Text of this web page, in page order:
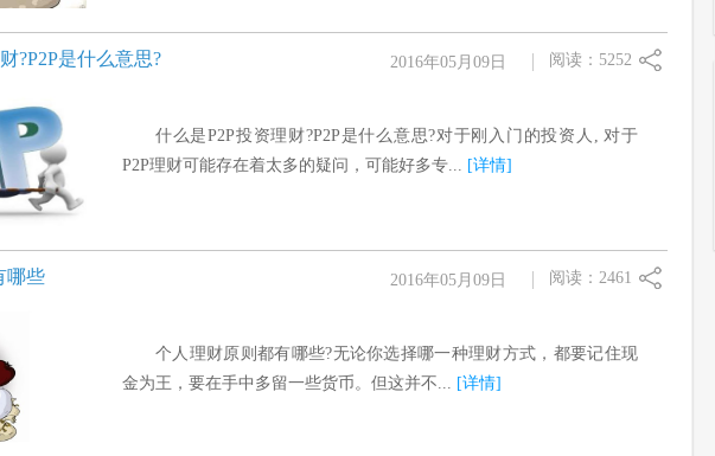
?P2P是什么意思? 阅读：5252
什么是P2P投资理财?P2P是什么意思?对于刚入门的投资人, 对于
P2P理财可能存在着太多的疑问，可能好多专... [详情]
2016年05月09日
哪些 阅读：2461
个人理财原则都有哪些?无论你选择哪一种理财方式，都要记住现
金为王，要在手中多留一些货币。但这并不... [详情]
2016年05月09日